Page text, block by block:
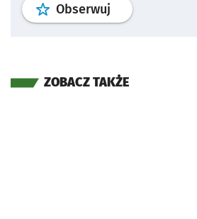
Obserwuj profil
ZOBACZ TAKŻE